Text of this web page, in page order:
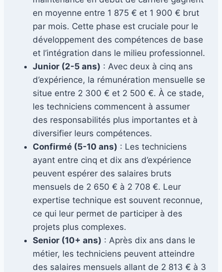
en moyenne entre 1 875 € et 1 900 € brut
par mois. Cette phase est cruciale pour le
développement des compétences de base
et l’intégration dans le milieu professionnel.
Junior (2-5 ans) : Avec deux à cinq ans
d’expérience, la rémunération mensuelle se
situe entre 2 300 € et 2 500 €. À ce stade,
les techniciens commencent à assumer
des responsabilités plus importantes et à
diversifier leurs compétences.
Confirmé (5-10 ans) : Les techniciens
ayant entre cinq et dix ans d’expérience
peuvent espérer des salaires bruts
mensuels de 2 650 € à 2 708 €. Leur
expertise technique est souvent reconnue,
ce qui leur permet de participer à des
projets plus complexes.
Senior (10+ ans) : Après dix ans dans le
métier, les techniciens peuvent atteindre
des salaires mensuels allant de 2 813 € à 3